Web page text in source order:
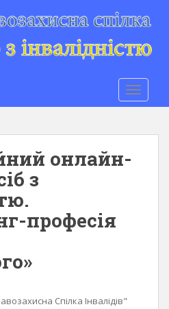
онлайн-
з
професія
Спілка Інвалідів"